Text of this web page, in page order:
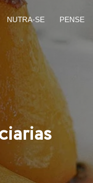
NUTRA-SE PENSE